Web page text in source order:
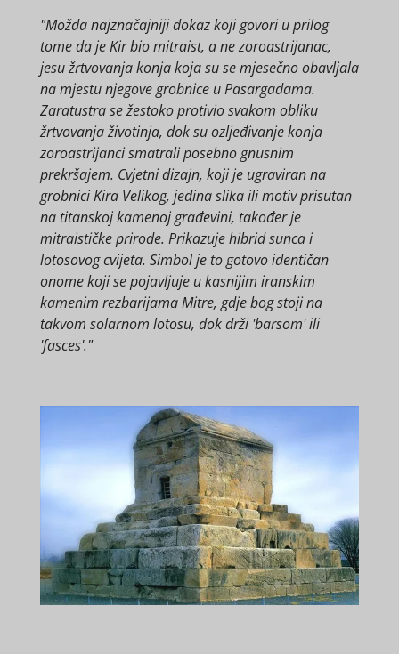
"Možda najznačajniji dokaz koji govori u prilog
tome da je Kir bio mitraist, a ne zoroastrijanac,
jesu žrtvovanja konja koja su se mjesečno obavljala
na mjestu njegove grobnice u Pasargadama.
Zaratustra se žestoko protivio svakom obliku
žrtvovanja životinja, dok su ozljeđivanje konja
zoroastrijanci smatrali posebno gnusnim
prekršajem. Cvjetni dizajn, koji je ugraviran na
grobnici Kira Velikog, jedina slika ili motiv prisutan
na titanskoj kamenoj građevini, također je
mitraističke prirode. Prikazuje hibrid sunca i
lotosovog cvijeta. Simbol je to gotovo identičan
onome koji se pojavljuje u kasnijim iranskim
kamenim rezbarijama Mitre, gdje bog stoji na
takvom solarnom lotosu, dok drži 'barsom' ili
'fasces'."